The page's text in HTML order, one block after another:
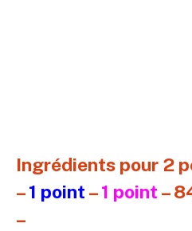
Ingrédients pour 2
–1 point –1 point –
–